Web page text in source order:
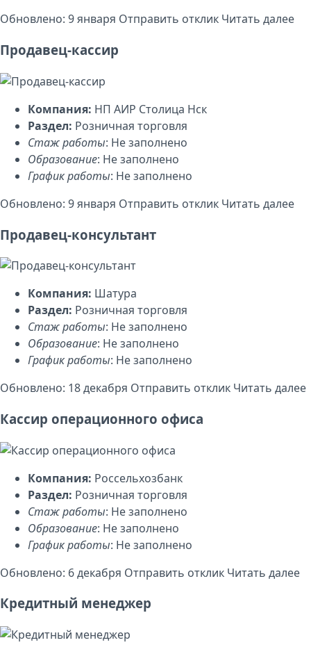
Обновлено: 9 января Отправить отклик Читать далее
Продавец-кассир
Компания: НП АИР Столица Нск
Раздел: Розничная торговля
Стаж работы: Не заполнено
Образование: Не заполнено
График работы: Не заполнено
Обновлено: 9 января Отправить отклик Читать далее
Продавец-консультант
Компания: Шатура
Раздел: Розничная торговля
Стаж работы: Не заполнено
Образование: Не заполнено
График работы: Не заполнено
Обновлено: 18 декабря Отправить отклик Читать далее
Кассир операционного офиса
Компания: Россельхозбанк
Раздел: Розничная торговля
Стаж работы: Не заполнено
Образование: Не заполнено
График работы: Не заполнено
Обновлено: 6 декабря Отправить отклик Читать далее
Кредитный менеджер